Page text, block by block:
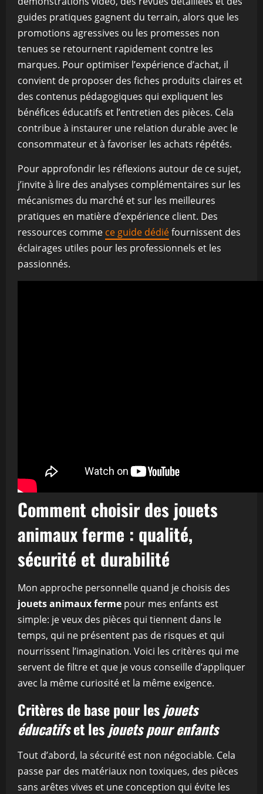
guides pratiques gagnent du terrain, alors que les
promotions agressives ou les promesses non
tenues se retournent rapidement contre les
marques. Pour optimiser l’expérience d’achat, il
convient de proposer des fiches produits claires et
des contenus pédagogiques qui expliquent les
bénéfices éducatifs et l’entretien des pièces. Cela
contribue à instaurer une relation durable avec le
consommateur et à favoriser les achats répétés.
Pour approfondir les réflexions autour de ce sujet,
j’invite à lire des analyses complémentaires sur les
mécanismes du marché et sur les meilleures
pratiques en matière d’expérience client. Des
ressources comme ce guide dédiéfournissent des
éclairages utiles pour les professionnels et les
passionnés.
Comment choisir des jouets
animaux ferme : qualité,
sécurité et durabilité
Mon approche personnelle quand je choisis des
jouets animaux ferme pour mes enfants est
simple: je veux des pièces qui tiennent dans le
temps, qui ne présentent pas de risques et qui
nourrissent l’imagination. Voici les critères qui me
servent de filtre et que je vous conseille d’appliquer
avec la même curiosité et la même exigence.
Critères de base pour lesjouets
éducatifset lesjouets pour enfants
Tout d’abord, la sécurité est non négociable. Cela
passe par des matériaux non toxiques, des pièces
sans arêtes vives et une conception qui évite les